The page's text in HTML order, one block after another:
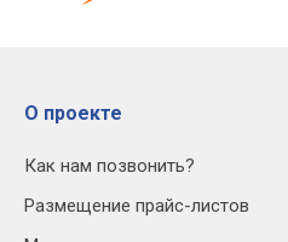
О проекте
Как нам позвонить?
Размещение прайс-листов